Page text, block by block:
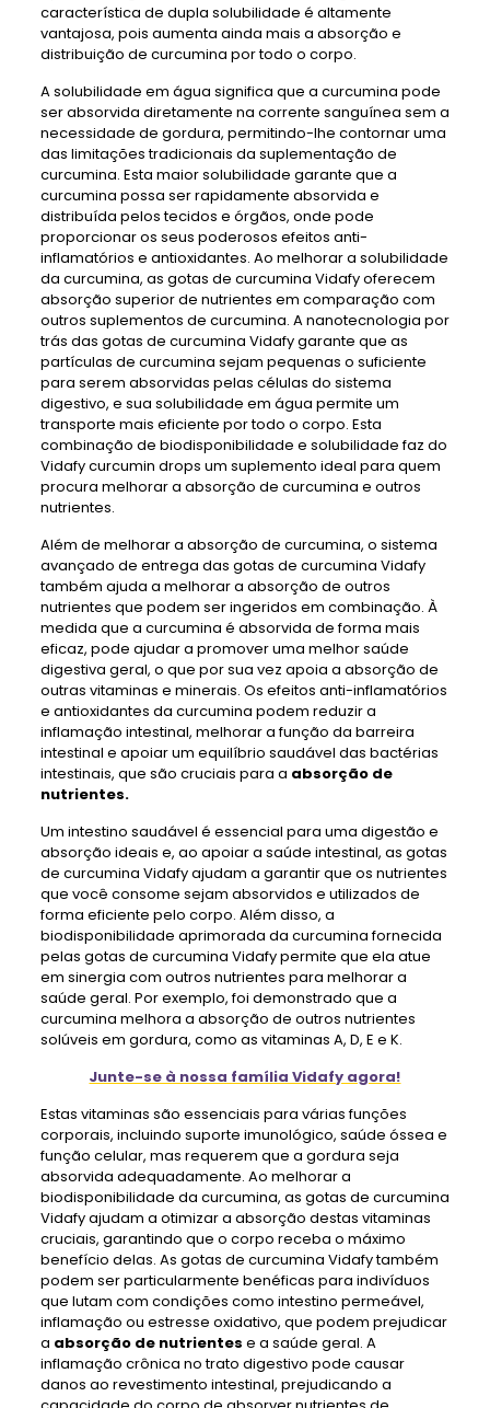
característica de dupla solubilidade é altamente
vantajosa, pois aumenta ainda mais a absorção e
distribuição de curcumina por todo o corpo.
A solubilidade em água significa que a curcumina pode
ser absorvida diretamente na corrente sanguínea sem a
necessidade de gordura, permitindo-lhe contornar uma
das limitações tradicionais da suplementação de
curcumina. Esta maior solubilidade garante que a
curcumina possa ser rapidamente absorvida e
distribuída pelos tecidos e órgãos, onde pode
proporcionar os seus poderosos efeitos anti-
inflamatórios e antioxidantes. Ao melhorar a solubilidade
da curcumina, as gotas de curcumina Vidafy oferecem
absorção superior de nutrientes em comparação com
outros suplementos de curcumina. A nanotecnologia por
trás das gotas de curcumina Vidafy garante que as
partículas de curcumina sejam pequenas o suficiente
para serem absorvidas pelas células do sistema
digestivo, e sua solubilidade em água permite um
transporte mais eficiente por todo o corpo. Esta
combinação de biodisponibilidade e solubilidade faz do
Vidafy curcumin drops um suplemento ideal para quem
procura melhorar a absorção de curcumina e outros
nutrientes.
Além de melhorar a absorção de curcumina, o sistema
avançado de entrega das gotas de curcumina Vidafy
também ajuda a melhorar a absorção de outros
nutrientes que podem ser ingeridos em combinação. À
medida que a curcumina é absorvida de forma mais
eficaz, pode ajudar a promover uma melhor saúde
digestiva geral, o que por sua vez apoia a absorção de
outras vitaminas e minerais. Os efeitos anti-inflamatórios
e antioxidantes da curcumina podem reduzir a
inflamação intestinal, melhorar a função da barreira
intestinal e apoiar um equilíbrio saudável das bactérias
intestinais, que são cruciais para a absorção de
nutrientes.
Um intestino saudável é essencial para uma digestão e
absorção ideais e, ao apoiar a saúde intestinal, as gotas
de curcumina Vidafy ajudam a garantir que os nutrientes
que você consome sejam absorvidos e utilizados de
forma eficiente pelo corpo. Além disso, a
biodisponibilidade aprimorada da curcumina fornecida
pelas gotas de curcumina Vidafy permite que ela atue
em sinergia com outros nutrientes para melhorar a
saúde geral. Por exemplo, foi demonstrado que a
curcumina melhora a absorção de outros nutrientes
solúveis em gordura, como as vitaminas A, D, E e K.
Junte-se à nossa família Vidafy agora!
Estas vitaminas são essenciais para várias funções
corporais, incluindo suporte imunológico, saúde óssea e
função celular, mas requerem que a gordura seja
absorvida adequadamente. Ao melhorar a
biodisponibilidade da curcumina, as gotas de curcumina
Vidafy ajudam a otimizar a absorção destas vitaminas
cruciais, garantindo que o corpo receba o máximo
benefício delas. As gotas de curcumina Vidafy também
podem ser particularmente benéficas para indivíduos
que lutam com condições como intestino permeável,
inflamação ou estresse oxidativo, que podem prejudicar
a absorção de nutrientes e a saúde geral. A
inflamação crônica no trato digestivo pode causar
danos ao revestimento intestinal, prejudicando a